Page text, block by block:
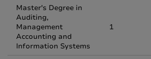
Master's Degree in
Auditing,
Management
Accounting and
Information Systems
1